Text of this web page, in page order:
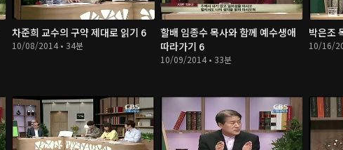
차준희 교수의 구약 제대로 읽기 6
10/08/2014 • 34분
할배 임종수 목사와 함께 예수생애
따라가기 6
10/09/2014 • 33분
박은조
10/16/